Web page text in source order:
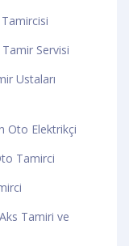
Servisi
Ustaları
Oto Elektrikçi
Tamirci
Tamiri ve